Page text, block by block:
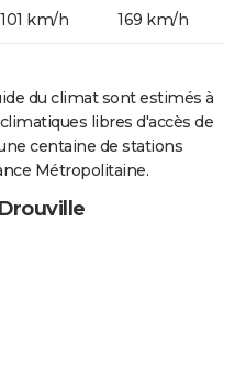
101 km/h 169 km/h
du climat sont estimés à
libres d'accès de
centaine de stations
Métropolitaine.